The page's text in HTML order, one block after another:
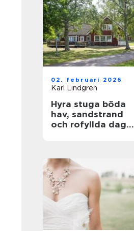
02. februari 2026
Karl Lindgren
Hyra stuga böda
hav, sandstrand
och rofyllda dagar